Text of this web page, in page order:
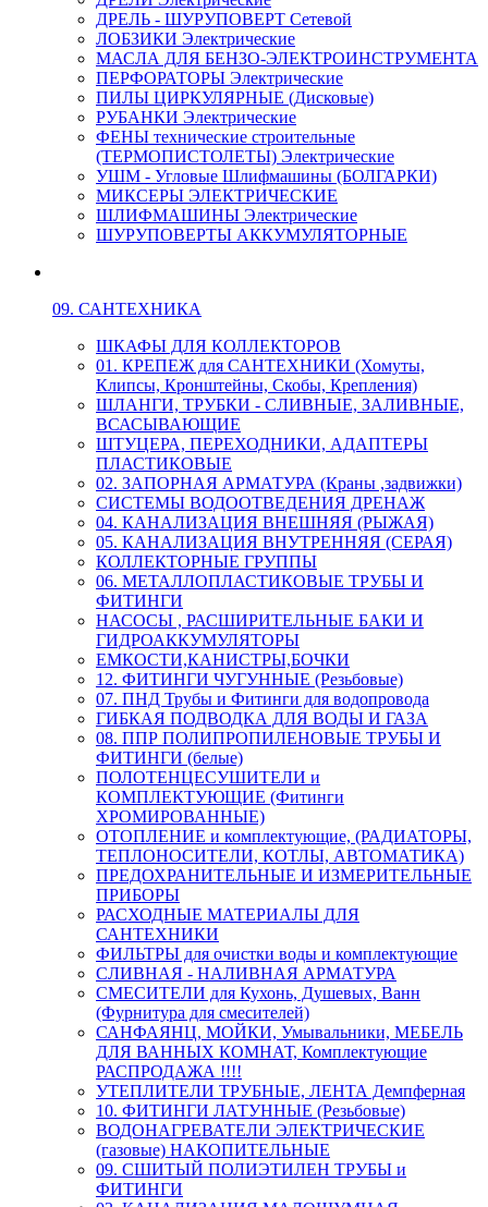
ДРЕЛЬ - ШУРУПОВЕРТ Сетевой
ЛОБЗИКИ Электрические
МАСЛА ДЛЯ БЕНЗО-ЭЛЕКТРОИНСТРУМЕНТА
ПЕРФОРАТОРЫ Электрические
ПИЛЫ ЦИРКУЛЯРНЫЕ (Дисковые)
РУБАНКИ Электрические
ФЕНЫ технические строительные
(ТЕРМОПИСТОЛЕТЫ) Электрические
УШМ - Угловые Шлифмашины (БОЛГАРКИ)
МИКСЕРЫ ЭЛЕКТРИЧЕСКИЕ
ШЛИФМАШИНЫ Электрические
ШУРУПОВЕРТЫ АККУМУЛЯТОРНЫЕ
09. САНТЕХНИКА
ШКАФЫ ДЛЯ КОЛЛЕКТОРОВ
01. КРЕПЕЖ для САНТЕХНИКИ (Хомуты,
Клипсы, Кронштейны, Скобы, Крепления)
ШЛАНГИ, ТРУБКИ - СЛИВНЫЕ, ЗАЛИВНЫЕ,
ВСАСЫВАЮЩИЕ
ШТУЦЕРА, ПЕРЕХОДНИКИ, АДАПТЕРЫ
ПЛАСТИКОВЫЕ
02. ЗАПОРНАЯ АРМАТУРА (Краны ,задвижки)
СИСТЕМЫ ВОДООТВЕДЕНИЯ ДРЕНАЖ
04. КАНАЛИЗАЦИЯ ВНЕШНЯЯ (РЫЖАЯ)
05. КАНАЛИЗАЦИЯ ВНУТРЕННЯЯ (СЕРАЯ)
КОЛЛЕКТОРНЫЕ ГРУППЫ
06. МЕТАЛЛОПЛАСТИКОВЫЕ ТРУБЫ И
ФИТИНГИ
НАСОСЫ , РАСШИРИТЕЛЬНЫЕ БАКИ И
ГИДРОАККУМУЛЯТОРЫ
ЕМКОСТИ,КАНИСТРЫ,БОЧКИ
12. ФИТИНГИ ЧУГУННЫЕ (Резьбовые)
07. ПНД Трубы и Фитинги для водопровода
ГИБКАЯ ПОДВОДКА ДЛЯ ВОДЫ И ГАЗА
08. ППР ПОЛИПРОПИЛЕНОВЫЕ ТРУБЫ И
ФИТИНГИ (белые)
ПОЛОТЕНЦЕСУШИТЕЛИ и
КОМПЛЕКТУЮЩИЕ (Фитинги
ХРОМИРОВАННЫЕ)
ОТОПЛЕНИЕ и комплектующие, (РАДИАТОРЫ,
ТЕПЛОНОСИТЕЛИ, КОТЛЫ, АВТОМАТИКА)
ПРЕДОХРАНИТЕЛЬНЫЕ И ИЗМЕРИТЕЛЬНЫЕ
ПРИБОРЫ
РАСХОДНЫЕ МАТЕРИАЛЫ ДЛЯ
САНТЕХНИКИ
ФИЛЬТРЫ для очистки воды и комплектующие
СЛИВНАЯ - НАЛИВНАЯ АРМАТУРА
СМЕСИТЕЛИ для Кухонь, Душевых, Ванн
(Фурнитура для смесителей)
САНФАЯНЦ, МОЙКИ, Умывальники, МЕБЕЛЬ
ДЛЯ ВАННЫХ КОМНАТ, Комплектующие
РАСПРОДАЖА !!!!
УТЕПЛИТЕЛИ ТРУБНЫЕ, ЛЕНТА Демпферная
10. ФИТИНГИ ЛАТУННЫЕ (Резьбовые)
ВОДОНАГРЕВАТЕЛИ ЭЛЕКТРИЧЕСКИЕ
(газовые) НАКОПИТЕЛЬНЫЕ
09. СШИТЫЙ ПОЛИЭТИЛЕН ТРУБЫ и
ФИТИНГИ